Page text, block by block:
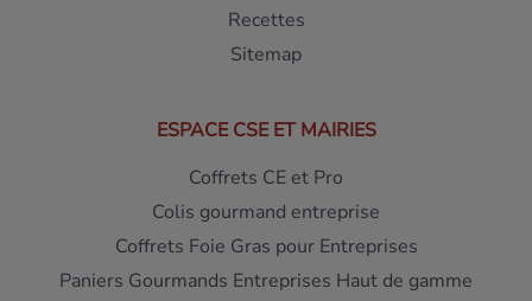
Recettes
Sitemap
ESPACE CSE ET MAIRIES
Coffrets CE et Pro
Colis gourmand entreprise
Coffrets Foie Gras pour Entreprises
Paniers Gourmands Entreprises Haut de gamme